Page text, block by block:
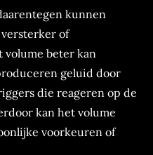
kunnen
of
volume beter kan
geluid door
die reageren op de
kan het volume
voorkeuren of